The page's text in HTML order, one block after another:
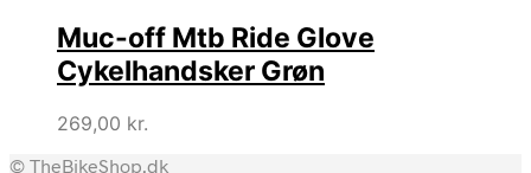
Muc-off Mtb Ride Glove
Cykelhandsker Grøn
269,00 kr.
© TheBikeShop.dk